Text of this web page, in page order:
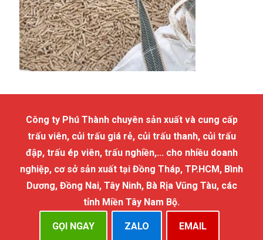
Công ty Phú Thành chuyên sản xuất và cung cấp
trấu viên, củi trấu giá rẻ, củi trấu thanh, củi trấu
đập, trấu ép viên, trấu nghiền,... cho nhiều doanh
nghiệp, cơ sở sản xuất tại Đồng Tháp, TP.HCM, Bình
Dương, Đồng Nai, Tây Ninh, Bà Rịa Vũng Tàu, các
tỉnh Miền Tây Nam Bộ.
GỌI NGAY ZALO EMAIL